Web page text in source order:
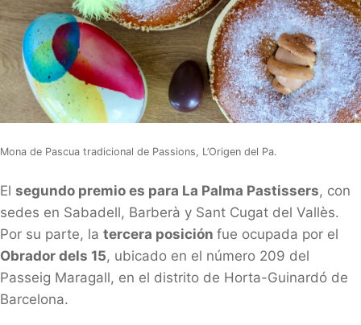
Mona de Pascua tradicional de Passions, L’Origen del Pa.
El segundo premio es para La Palma Pastissers, con
sedes en Sabadell, Barberà y Sant Cugat del Vallès.
Por su parte, la tercera posición fue ocupada por el
Obrador dels 15, ubicado en el número 209 del
Passeig Maragall, en el distrito de Horta-Guinardó de
Barcelona.